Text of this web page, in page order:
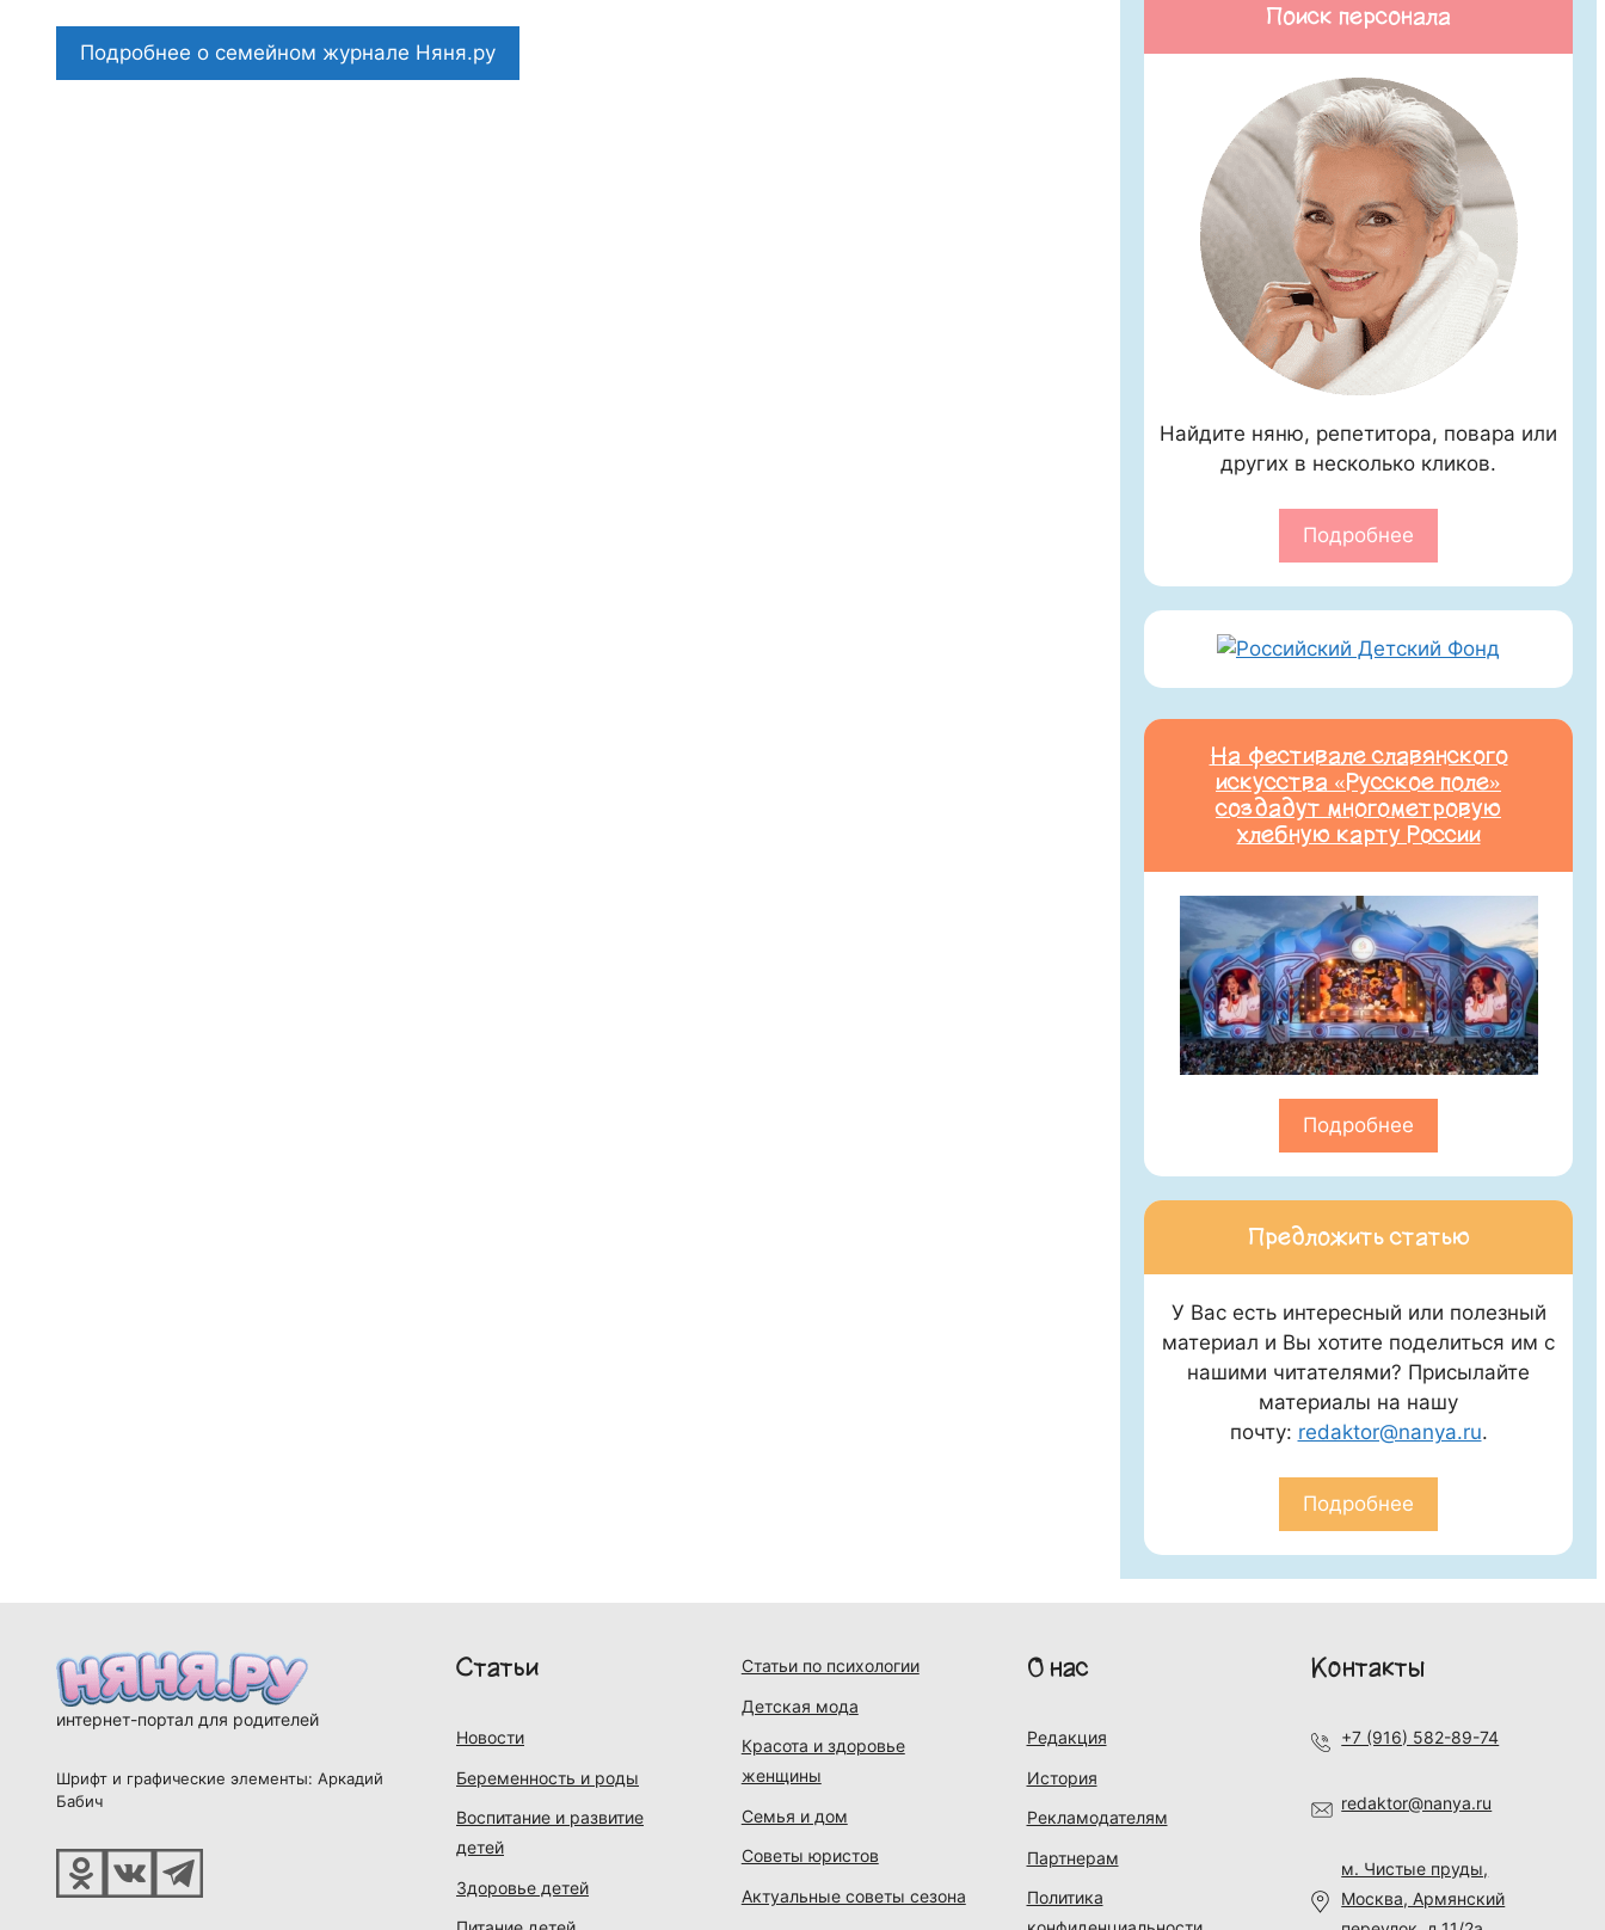
Подробнее о семейном журнале Няня.ру
Поиск персонала
Найдите няню, репетитора, повара или
других в несколько кликов.
Подробнее
На фестивале славянского
искусства «Русское поле»
создадут многометровую
хлебную карту России
Подробнее
Предложить статью
У Вас есть интересный или полезный
материал и Вы хотите поделиться им с
нашими читателями? Присылайте
материалы на нашу
почту: redaktor@nanya.ru.
Подробнее
интернет-портал для родителей
Шрифт и графические элементы: Аркадий
Бабич
Статьи
Новости
Беременность и роды
Воспитание и развитие
детей
Здоровье детей
Статьи по психологии
Детская мода
Красота и здоровье
женщины
Семья и дом
Советы юристов
Актуальные советы сезона
О нас
Редакция
История
Рекламодателям
Партнерам
Политика
Контакты
+7 (916) 582-89-74
redaktor@nanya.ru
м. Чистые пруды,
Москва, Армянский